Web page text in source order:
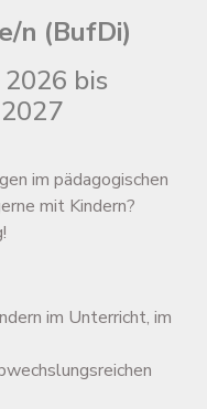
n (BufDi)
bis
im pädagogischen
mit Kindern?
im Unterricht, im